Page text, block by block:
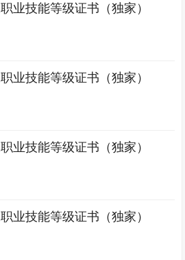
业技能等级证书（独家）
业技能等级证书（独家）
业技能等级证书（独家）
业技能等级证书（独家）